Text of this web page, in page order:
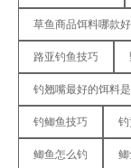
草鱼商品饵料哪款好
路亚钓鱼技巧
钓翘嘴最好的饵料
钓鲫鱼技巧
鲫鱼怎么钓